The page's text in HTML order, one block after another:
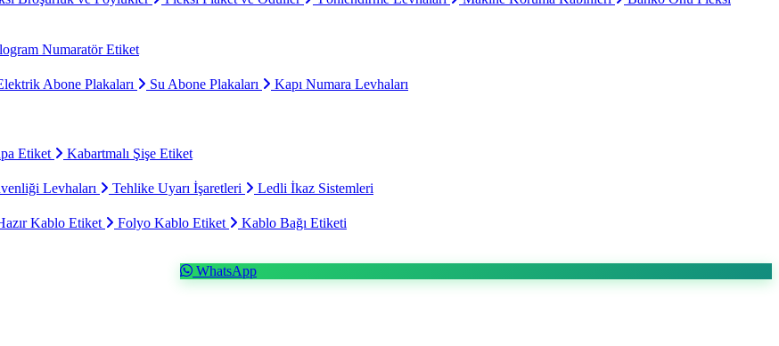
Numaratör Etiket
Abone Plakaları Su Abone Plakaları Kapı Numara Levhaları
Etiket Kabartmalı Şişe Etiket
Levhaları Tehlike Uyarı İşaretleri Ledli İkaz Sistemleri
Kablo Etiket Folyo Kablo Etiket
Kablo Bağı Etiketi
WhatsApp